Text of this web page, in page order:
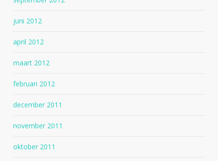
juni 2012
april 2012
maart 2012
februari 2012
december 2011
november 2011
oktober 2011